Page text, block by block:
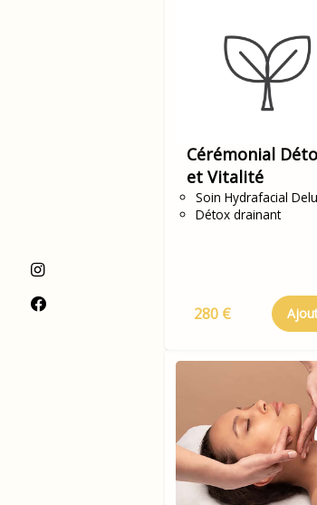
Cérémonial
et Vitalité
Soin Hydrafacial
Détox drainant
280 €